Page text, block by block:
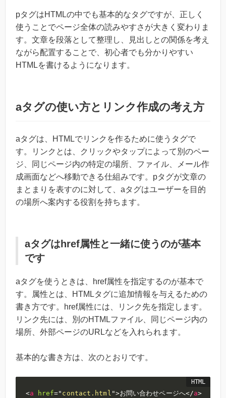
pタグはHTMLの中でも基本的なタグですが、正しく
使うことでページ全体の読みやすさが大きく変わりま
す。文章を段落として整理し、見出しとの関係を考え
ながら配置することで、初心者でも分かりやすい
HTMLを書けるようになります。
aタグの使い方とリンク作成の考え方
aタグは、HTMLでリンクを作るために使うタグで
す。リンクとは、クリックやタップによって別のペー
ジ、同じページ内の特定の場所、ファイル、メール作
成画面などへ移動できる仕組みです。pタグが文章の
まとまりを表すのに対して、aタグはユーザーを目的
の場所へ案内する役割を持ちます。
aタグはhref属性と一緒に使うのが基本
です
aタグを使うときは、href属性を指定するのが基本で
す。属性とは、HTMLタグに追加情報を与えるための
書き方です。href属性には、リンク先を指定します。
リンク先には、別のHTMLファイル、同じページ内の
場所、外部ページのURLなどを入れられます。
基本的な書き方は、次のとおりです。
<a href=" contact.html ">お問い合わせページへ</a>